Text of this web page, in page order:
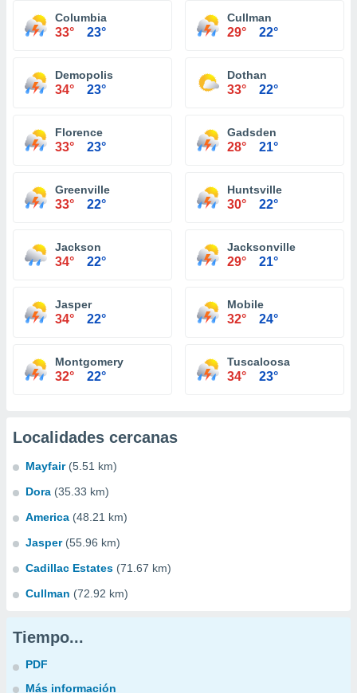
Columbia
33° 23°
Cullman
29° 22°
Demopolis
34° 23°
Dothan
33° 22°
Florence
33° 23°
Gadsden
28° 21°
Greenville
33° 22°
Huntsville
30° 22°
Jackson
34° 22°
Jacksonville
29° 21°
Jasper
34° 22°
Mobile
32° 24°
Montgomery
32° 22°
Tuscaloosa
34° 23°
Localidades cercanas
Mayfair (5.51 km)
Dora (35.33 km)
America (48.21 km)
Jasper (55.96 km)
Cadillac Estates (71.67 km)
Cullman (72.92 km)
Tiempo...
PDF
Más información